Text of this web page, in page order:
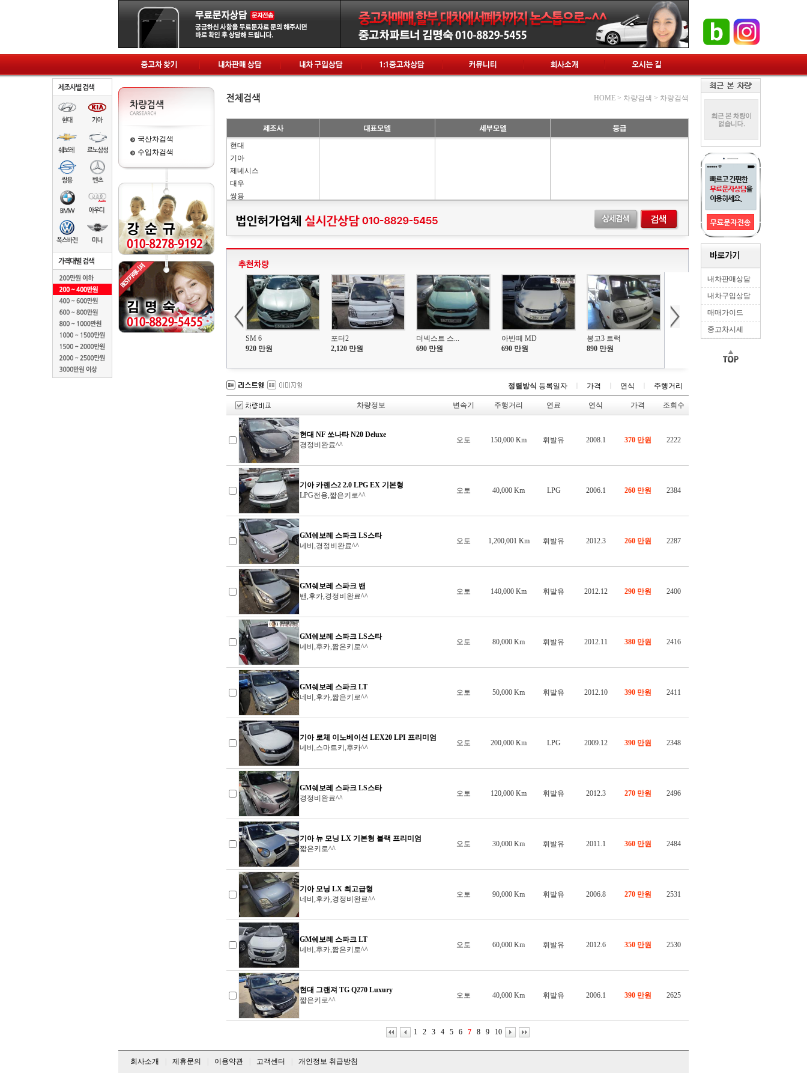
홈으로 | 로그인 | 회원가입 고객센터 관리자 즐겨찾기에 추가
내차판매상담
내차구입상담
매매가이드
중고차시세
국산차검색
수입차검색
HOME > 차량검색 > 차량검색
현대
기아
제네시스
대우
쌍용
어울림모터스
GM쉐보레
GMC
다이하쯔
닷지
도요타
람보르기니
랜드로버
로버
로터스
롤스로이스
마세라티
링컨
머큐리
마쯔다
미니
미쯔비시
미쯔오까
벤츠
벤틀리
볼보
뷰익
사브
스바루
스즈키
스타크래프트 밴
시보레
시트로엥
아우디
알파 로메오
애스턴마틴
어큐라
오펠
올즈모빌
이스즈
인피니티
재규어
캐딜락
크라이슬러
포드
포르쉐
폭스바겐
폰티악
푸조
피아트
험머
혼다
기타수입차
지프
SM 6
920 만원
포터2
2,120 만원
더넥스트 스...
690 만원
아반떼 MD
690 만원
봉고3 트럭
890 만원
정렬방식 등록일자 가격 연식 주행거리
차량정보 변속기 주행거리 연료 연식 가격 조회수
현대 NF 쏘나타 N20 Deluxe
경정비완료^^
오토 150,000 Km 휘발유 2008.1 370 만원 2222
기아 카렌스2 2.0 LPG EX 기본형
LPG전용,짧은키로^^
오토 40,000 Km LPG 2006.1 260 만원 2384
GM쉐보레 스파크 LS스타
네비,경정비완료^^
오토 1,200,001 Km 휘발유 2012.3 260 만원 2287
GM쉐보레 스파크 밴
밴,후카,경정비완료^^
오토 140,000 Km 휘발유 2012.12 290 만원 2400
GM쉐보레 스파크 LS스타
네비,후카,짧은키로^^
오토 80,000 Km 휘발유 2012.11 380 만원 2416
GM쉐보레 스파크 LT
네비,후카,짧은키로^^
오토 50,000 Km 휘발유 2012.10 390 만원 2411
기아 로체 이노베이션 LEX20 LPI 프리미엄
네비,스마트키,후카^^
오토 200,000 Km LPG 2009.12 390 만원 2348
GM쉐보레 스파크 LS스타
경정비완료^^
오토 120,000 Km 휘발유 2012.3 270 만원 2496
기아 뉴 모닝 LX 기본형 블랙 프리미엄
짧은키로^^
오토 30,000 Km 휘발유 2011.1 360 만원 2484
기아 모닝 LX 최고급형
네비,후카,경정비완료^^
오토 90,000 Km 휘발유 2006.8 270 만원 2531
GM쉐보레 스파크 LT
네비,후카,짧은키로^^
오토 60,000 Km 휘발유 2012.6 350 만원 2530
현대 그랜져 TG Q270 Luxury
짧은키로^^
오토 40,000 Km 휘발유 2006.1 390 만원 2625
1 2. 3. 4. 5. 6. 7. 8. 9. 10
회사소개 제휴문의 이용약관 고객센터 개인정보 취급방침